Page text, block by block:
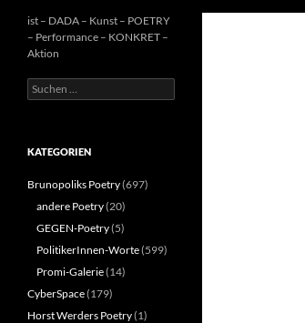
ist – DADA – Kunst – POETRY
– Performance – KONKRET –
Aktion
Suchen
nach:
KATEGORIEN
Brunopoliks Poetry(697)
andere Poetry(20)
GEGEN-Poetry(5)
PolitikerInnen-Worte(599)
Promi-Galerie(14)
CyberSpace(179)
Horst Werders Poetry(1)